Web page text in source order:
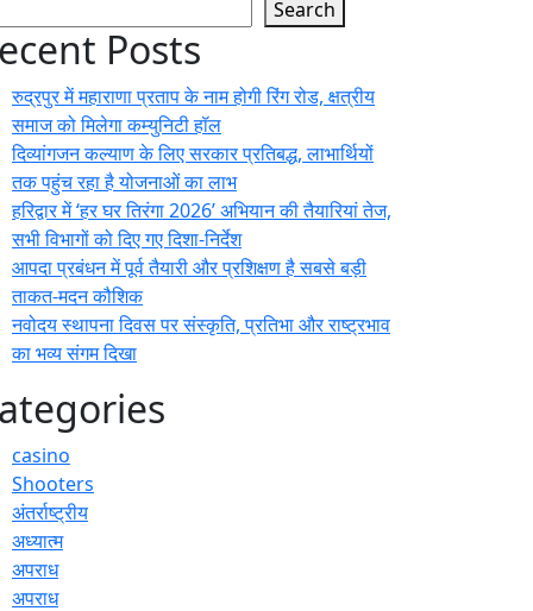
Search
Posts
रुद्रपुर में महाराणा प्रताप के नाम होगी रिंग रोड, क्षत्रीय
समाज को मिलेगा कम्युनिटी हॉल
दिव्यांगजन कल्याण के लिए सरकार प्रतिबद्ध, लाभार्थियों
तक पहुंच रहा है योजनाओं का लाभ
हरिद्वार में ‘हर घर तिरंगा 2026’ अभियान की तैयारियां तेज,
सभी विभागों को दिए गए दिशा-निर्देश
आपदा प्रबंधन में पूर्व तैयारी और प्रशिक्षण है सबसे बड़ी
ताकत-मदन कौशिक
नवोदय स्थापना दिवस पर संस्कृति, प्रतिभा और राष्ट्रभाव
का भव्य संगम दिखा
casino
Shooters
अंतर्राष्ट्रीय
अध्यात्म
अपराध
अपराध